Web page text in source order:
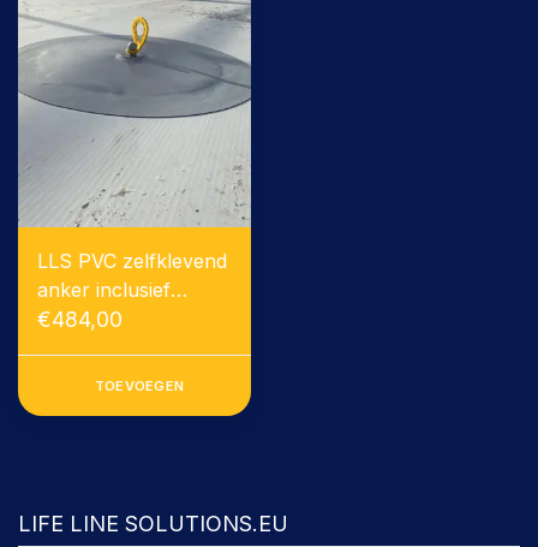
LLS PVC zelfklevend
anker inclusief
montage
€484,00
TOEVOEGEN
LIFE LINE SOLUTIONS.EU